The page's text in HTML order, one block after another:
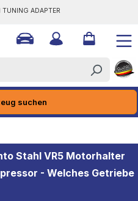
TUNING ADAPTER
suchen
Stahl VR5 Motorhalter
- Welches Getriebe